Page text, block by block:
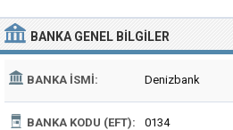
BANKA GENEL BILGILER
BANKA İSMI: Denizbank
BANKA KODU (EFT): 0134